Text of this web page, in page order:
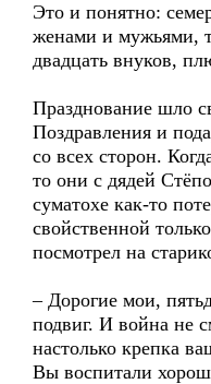
Это и понятно:
женами и мужьями,
двадцать внуков,
Празднование шло
Поздравления и
со всех сторон.
то они с дядей
суматохе как-то
свойственной
посмотрел на
– Дорогие мои,
подвиг. И война не
настолько крепка
Вы воспитали